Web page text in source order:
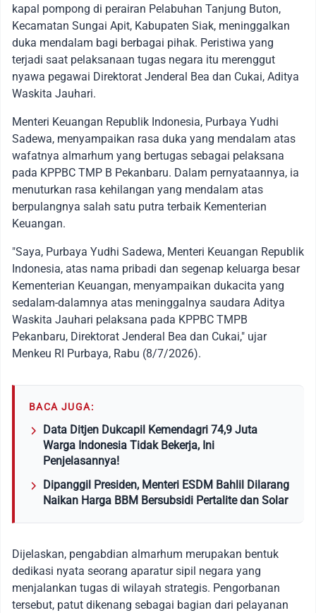
kapal pompong di perairan Pelabuhan Tanjung Buton,
Kecamatan Sungai Apit, Kabupaten Siak, meninggalkan
duka mendalam bagi berbagai pihak. Peristiwa yang
terjadi saat pelaksanaan tugas negara itu merenggut
nyawa pegawai Direktorat Jenderal Bea dan Cukai, Aditya
Waskita Jauhari.
Menteri Keuangan Republik Indonesia, Purbaya Yudhi
Sadewa, menyampaikan rasa duka yang mendalam atas
wafatnya almarhum yang bertugas sebagai pelaksana
pada KPPBC TMP B Pekanbaru. Dalam pernyataannya, ia
menuturkan rasa kehilangan yang mendalam atas
berpulangnya salah satu putra terbaik Kementerian
Keuangan.
"Saya, Purbaya Yudhi Sadewa, Menteri Keuangan Republik
Indonesia, atas nama pribadi dan segenap keluarga besar
Kementerian Keuangan, menyampaikan dukacita yang
sedalam-dalamnya atas meninggalnya saudara Aditya
Waskita Jauhari pelaksana pada KPPBC TMPB
Pekanbaru, Direktorat Jenderal Bea dan Cukai," ujar
Menkeu RI Purbaya, Rabu (8/7/2026).
BACA JUGA:
Data Ditjen Dukcapil Kemendagri 74,9 Juta
Warga Indonesia Tidak Bekerja, Ini
Penjelasannya!
Dipanggil Presiden, Menteri ESDM Bahlil Dilarang
Naikan Harga BBM Bersubsidi Pertalite dan Solar
Dijelaskan, pengabdian almarhum merupakan bentuk
dedikasi nyata seorang aparatur sipil negara yang
menjalankan tugas di wilayah strategis. Pengorbanan
tersebut, patut dikenang sebagai bagian dari pelayanan